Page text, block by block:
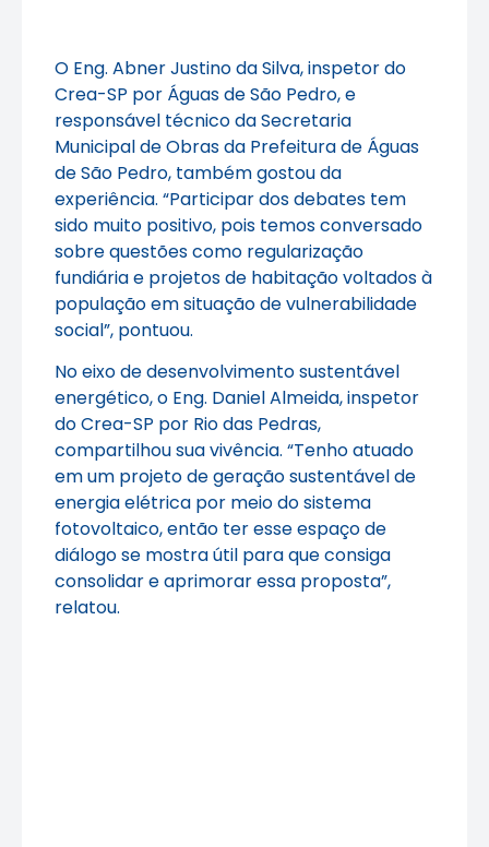
O Eng. Abner Justino da Silva, inspetor do
Crea-SP por Águas de São Pedro, e
responsável técnico da Secretaria
Municipal de Obras da Prefeitura de Águas
de São Pedro, também gostou da
experiência. “Participar dos debates tem
sido muito positivo, pois temos conversado
sobre questões como regularização
fundiária e projetos de habitação voltados à
população em situação de vulnerabilidade
social”, pontuou.
No eixo de desenvolvimento sustentável
energético, o Eng. Daniel Almeida, inspetor
do Crea-SP por Rio das Pedras,
compartilhou sua vivência. “Tenho atuado
em um projeto de geração sustentável de
energia elétrica por meio do sistema
fotovoltaico, então ter esse espaço de
diálogo se mostra útil para que consiga
consolidar e aprimorar essa proposta”,
relatou.